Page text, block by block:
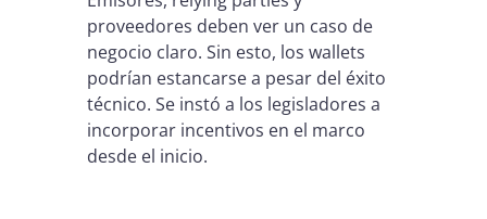
proveedores deben ver un caso de
negocio claro. Sin esto, los wallets
podrían estancarse a pesar del éxito
técnico. Se instó a los legisladores a
incorporar incentivos en el marco
desde el inicio.